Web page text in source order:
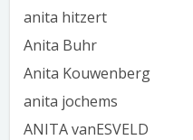
anita hitzert
Anita Buhr
Anita Kouwenberg
anita jochems
ANITA vanESVELD